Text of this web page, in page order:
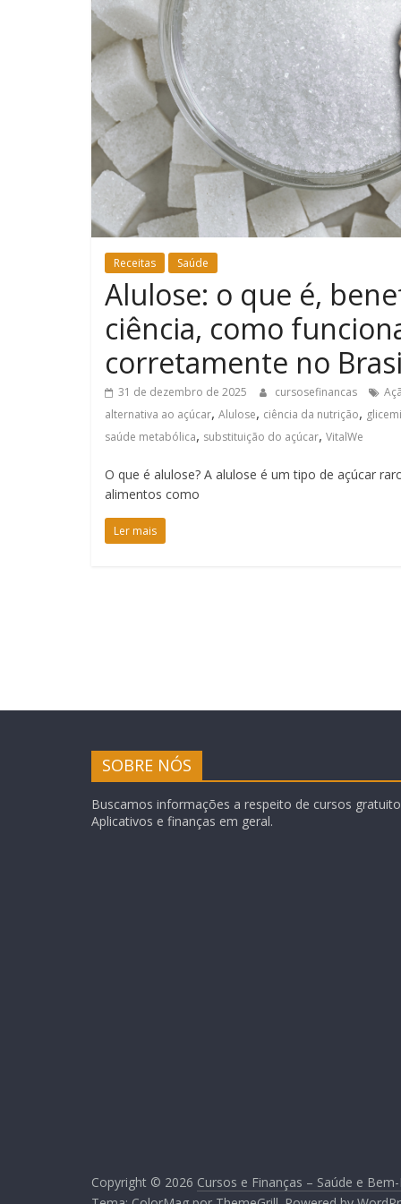
Receitas Saúde
Alulose: o que é,
ciência, como
corretamente no
31 de dezembro de 2025 cursosefinancas
alternativa ao açúcar, Alulose, ciência da nutrição,
saúde metabólica, substituição do açúcar, VitalWe
O que é alulose? A alulose é um tipo de açúcar
alimentos como
Ler mais
SOBRE NÓS
Buscamos informações a respeito de cursos
Aplicativos e finanças em geral.
Copyright © 2026 Cursos e Finanças – Saúde e